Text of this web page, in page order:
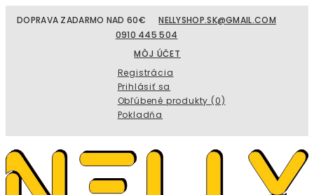
DOPRAVA ZADARMO NAD 60€
NELLYSHOP.SK@GMAIL.COM
0910 445 504
MÔJ ÚČET
Registrácia
Prihlásiť sa
Obľúbené produkty (0)
Pokladňa